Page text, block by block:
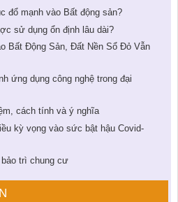
đổ mạnh vào Bất động sản?
sử dụng ổn định lâu dài?
Bất Động Sản, Đất Nền Sổ Đỏ Vẫn
ứng dụng công nghệ trong đại
cách tính và ý nghĩa
kỳ vọng vào sức bật hậu Covid-
trì chung cư